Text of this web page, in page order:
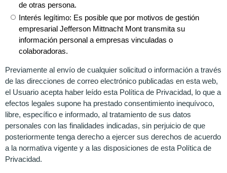
de otras persona.
Interés legítimo: Es posible que por motivos de gestión
empresarial Jefferson Mittnacht Mont transmita su
información personal a empresas vinculadas o
colaboradoras.
Previamente al envío de cualquier solicitud o información a través
de las direcciones de correo electrónico publicadas en esta web,
el Usuario acepta haber leído esta Política de Privacidad, lo que a
efectos legales supone ha prestado consentimiento inequívoco,
libre, específico e informado, al tratamiento de sus datos
personales con las finalidades indicadas, sin perjuicio de que
posteriormente tenga derecho a ejercer sus derechos de acuerdo
a la normativa vigente y a las disposiciones de esta Política de
Privacidad.